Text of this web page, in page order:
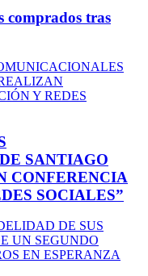
comprados tras
SANTIAGO
CONFERENCIA
SOCIALES”